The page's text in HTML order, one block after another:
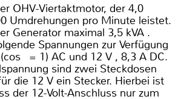
OHV-Viertaktmotor, der 4,0
Umdrehungen pro Minute leistet.
Generator maximal 3,5 kVA .
Spannungen zur Verfügung
ℓ= 1) AC und 12 V , 8,3 A DC.
sind zwei Steckdosen
die 12 V ein Stecker. Hierbei ist
der 12-Volt-Anschluss nur zum